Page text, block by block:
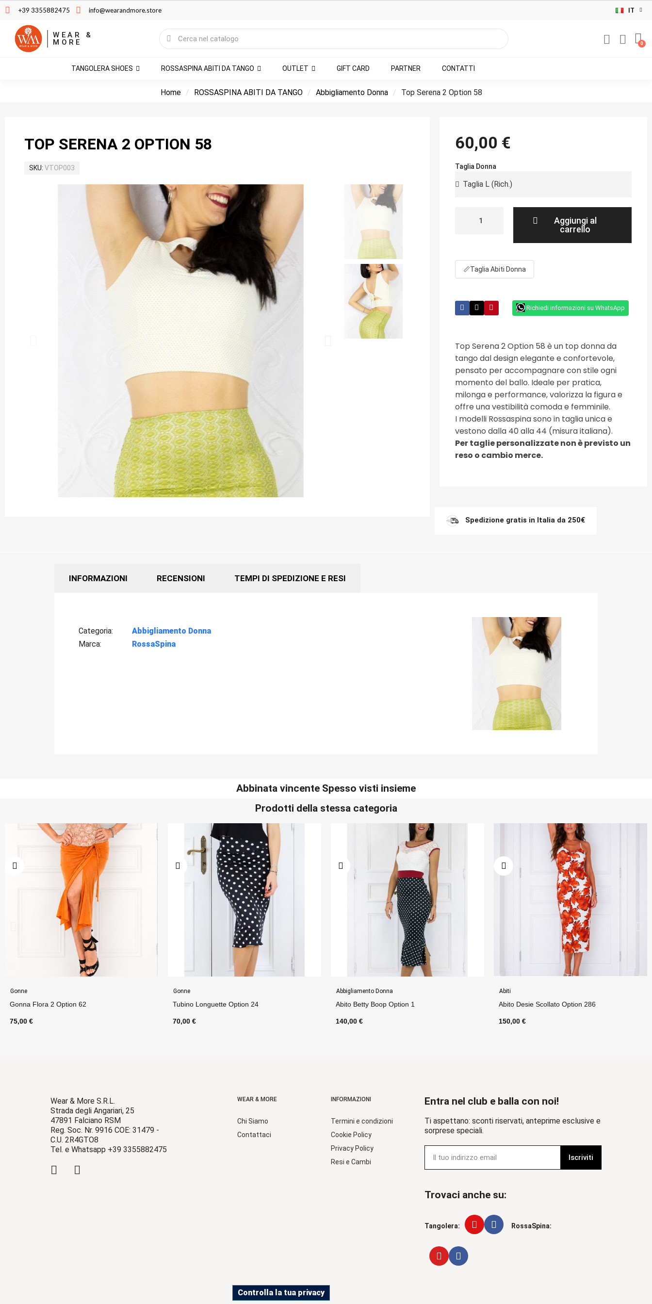
+39 3355882475 info@wearandmore.store IT
WEAR &
MORE
TANGOLERA SHOES ROSSASPINA ABITI DA TANGO OUTLET GIFT CARD PARTNER CONTATTI
Home ROSSASPINA ABITI DA TANGO Abbigliamento Donna Top Serena 2 Option 58
TOP SERENA 2 OPTION 58
SKU VTOP003
60,00 €
Taglia Donna
Aggiungi al
carrello
📏Taglia Abiti Donna
Richiedi informazioni su WhatsApp
Top Serena 2 Option 58 è un top donna da
tango dal design elegante e confortevole,
pensato per accompagnare con stile ogni
momento del ballo. Ideale per pratica,
milonga e performance, valorizza la figura e
offre una vestibilità comoda e femminile.
I modelli Rossaspina sono in taglia unica e
vestono dalla 40 alla 44 (misura italiana).
Per taglie personalizzate non è previsto un
reso o cambio merce.
Spedizione gratis in Italia da 250€
INFORMAZIONI RECENSIONI TEMPI DI SPEDIZIONE E RESI
Categoria
Abbigliamento Donna
Marca
RossaSpina
Abbinata vincente Spesso visti insieme
Prodotti della stessa categoria
Gonne
Tubino Longuette Option 24
70,00 €
Abbigliamento Donna
Abito Betty Boop Option 1
140,00 €
Abiti
Abito Desie Scollato Option 286
150,00 €
Abbigliamento Donna
Abito Jasmine Option 1
140,00 €
Wear & More S.R.L.
Strada degli Angariari, 25
47891 Falciano RSM
Reg. Soc. Nr. 9916 COE: 31479 -
C.U. 2R4GTO8
Tel. e Whatsapp +39 3355882475
WEAR & MORE
Chi Siamo
Contattaci
INFORMAZIONI
Termini e condizioni
Cookie Policy
Privacy Policy
Resi e Cambi
Entra nel club e balla con noi!
Ti aspettano: sconti riservati, anteprime esclusive e
sorprese speciali.
Iscriviti
Trovaci anche su:
Tangolera: RossaSpina:
Controlla la tua privacy